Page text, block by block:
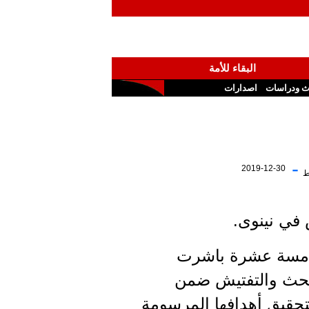
البقاء للأمة
ودراسات اصدارات
-
2019-12-30
في نينوى.
عشرة باشرت
والتفتيش ضمن
أهدافها المرسومة